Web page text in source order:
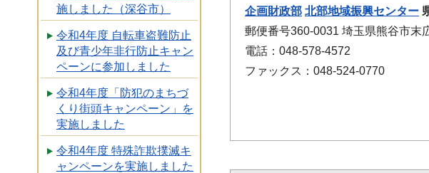
施しました（深谷市）
令和4年度 自転車盗難防止
及び青少年非行防止キャン
ペーンに参加しました
令和4年度「防犯のまちづ
くり街頭キャンペーン」を
実施しました
令和4年度 特殊詐欺撲滅キ
ャンペーンを実施しました
企画財政部 北部地域振興センター
郵便番号360-0031 埼玉県熊谷市末
電話：048-578-4572
ファックス：048-524-0770